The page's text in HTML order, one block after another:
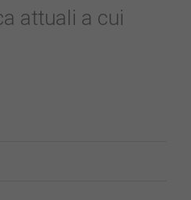
attuali a cui